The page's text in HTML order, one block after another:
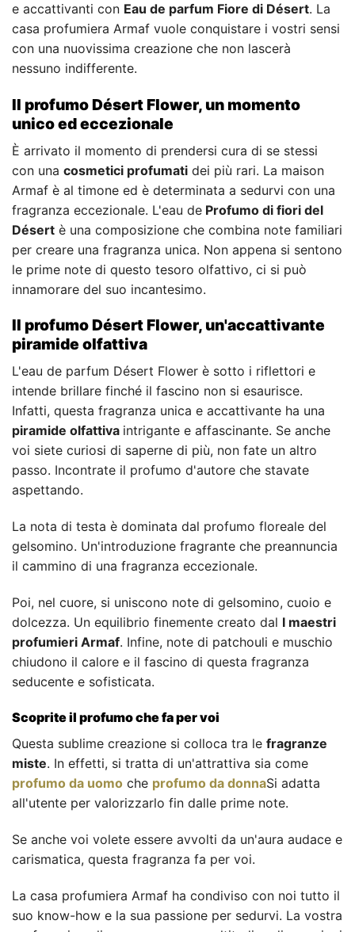
e accattivanti con Eau de parfum Fiore di Désert. La
casa profumiera Armaf vuole conquistare i vostri sensi
con una nuovissima creazione che non lascerà
nessuno indifferente.
Il profumo Désert Flower, un momento
unico ed eccezionale
È arrivato il momento di prendersi cura di se stessi
con una cosmetici profumati dei più rari. La maison
Armaf è al timone ed è determinata a sedurvi con una
fragranza eccezionale. L'eau de Profumo di fiori del
Désert è una composizione che combina note familiari
per creare una fragranza unica. Non appena si sentono
le prime note di questo tesoro olfattivo, ci si può
innamorare del suo incantesimo.
Il profumo Désert Flower, un'accattivante
piramide olfattiva
L'eau de parfum Désert Flower è sotto i riflettori e
intende brillare finché il fascino non si esaurisce.
Infatti, questa fragranza unica e accattivante ha una
piramide olfattiva intrigante e affascinante. Se anche
voi siete curiosi di saperne di più, non fate un altro
passo. Incontrate il profumo d'autore che stavate
aspettando.
La nota di testa è dominata dal profumo floreale del
gelsomino. Un'introduzione fragrante che preannuncia
il cammino di una fragranza eccezionale.
Poi, nel cuore, si uniscono note di gelsomino, cuoio e
dolcezza. Un equilibrio finemente creato dal I maestri
profumieri Armaf. Infine, note di patchouli e muschio
chiudono il calore e il fascino di questa fragranza
seducente e sofisticata.
Scoprite il profumo che fa per voi
Questa sublime creazione si colloca tra le fragranze
miste. In effetti, si tratta di un'attrattiva sia come
profumo da uomo che profumo da donnaSi adatta
all'utente per valorizzarlo fin dalle prime note.
Se anche voi volete essere avvolti da un'aura audace e
carismatica, questa fragranza fa per voi.
La casa profumiera Armaf ha condiviso con noi tutto il
suo know-how e la sua passione per sedurvi. La vostra